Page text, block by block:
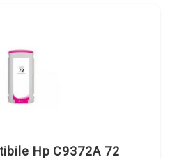
Hp C9372A 72